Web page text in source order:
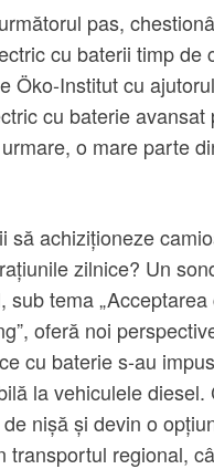
pas,
cu baterii timp
Öko-Institut cu
cu baterie
o mare parte
să achiziționeze
zilnice? Un
sub tema
oferă noi
cu baterie s-au
la vehiculele
nișă și devin o
​​transportul regional,